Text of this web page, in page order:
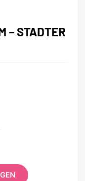
– STADTER